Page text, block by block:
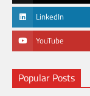
LinkedIn
YouTube
Popular Posts